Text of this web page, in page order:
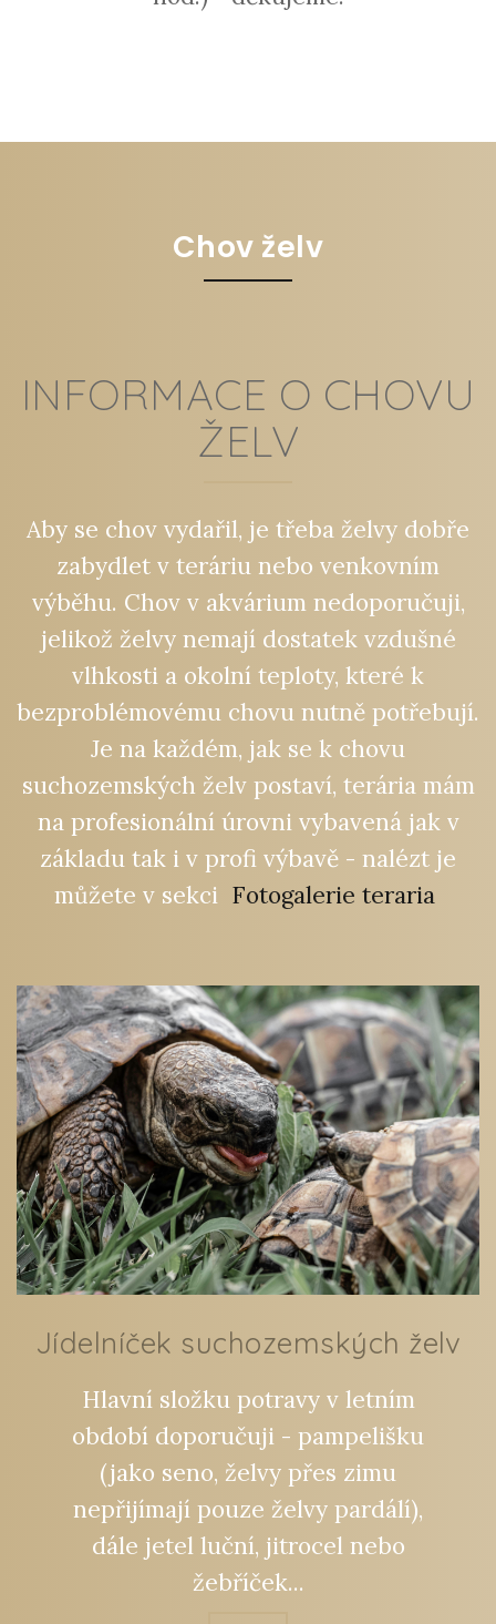
Chov želv
INFORMACE O CHOVU
ŽELV
Aby se chov vydařil, je třeba želvy dobře
zabydlet v teráriu nebo venkovním
výběhu. Chov v akvárium nedoporučuji,
jelikož želvy nemají dostatek vzdušné
vlhkosti a okolní teploty, které k
bezproblémovému chovu nutně potřebují.
Je na každém, jak se k chovu
suchozemských želv postaví, terária mám
na profesionální úrovni vybavená jak v
základu tak i v profi výbavě - nalézt je
můžete v sekci Fotogalerie teraria
Jídelníček suchozemských želv
Hlavní složku potravy v letním
období doporučuji - pampelišku
(jako seno, želvy přes zimu
nepřijímají pouze želvy pardálí),
dále jetel luční, jitrocel nebo
žebříček...